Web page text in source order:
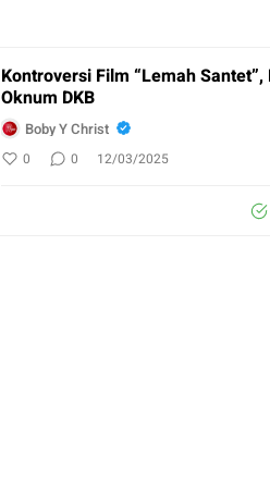
Kontroversi Film “Lemah
Oknum DKB
Boby Y Christ
0 0 12/03/2025